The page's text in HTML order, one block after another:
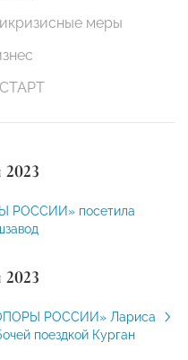
меры
РОССИИ» посетила
РОССИИ» Лариса
поездкой Курган